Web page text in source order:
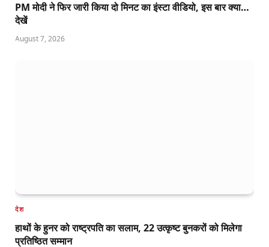
PM मोदी ने फिर जारी किया दो मिनट का इंस्टा वीडियो, इस बार क्या…
देखें
August 7, 2026
देश
हाथों के हुनर को राष्ट्रपति का सलाम, 22 उत्कृष्ट बुनकरों को मिलेगा
प्रतिष्ठित सम्मान